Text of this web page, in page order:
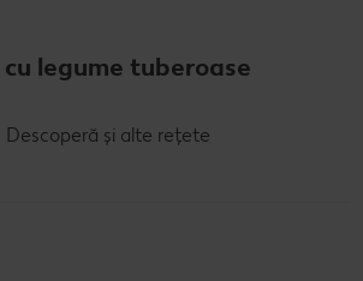
legume tuberoase
Descoperă și alte rețete